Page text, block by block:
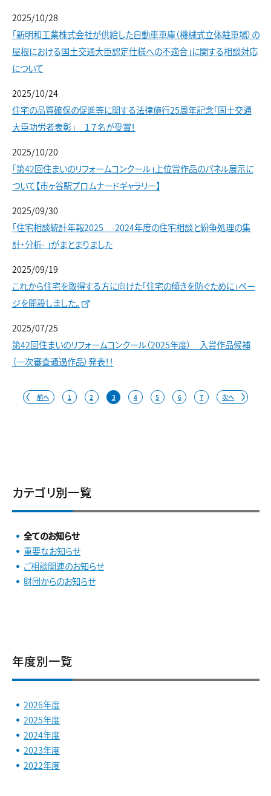
2025/10/28
「新明和工業株式会社が供給した自動車車庫（機械式立体駐車場）の
屋根における国土交通大臣認定仕様への不適合」に関する相談対応
について
2025/10/24
住宅の品質確保の促進等に関する法律施行25周年記念「国土交通
大臣功労者表彰」 １７名が受賞！
2025/10/20
「第42回住まいのリフォームコンクール」上位賞作品のパネル展示に
ついて【市ヶ谷駅プロムナードギャラリー】
2025/09/30
「住宅相談統計年報2025 -2024年度の住宅相談と紛争処理の集
計・分析- 」がまとまりました
2025/09/19
これから住宅を取得する方に向けた「住宅の傾きを防ぐために」ペー
ジを開設しました。
2025/07/25
第42回住まいのリフォームコンクール（2025年度） 入賞作品候補
（一次審査通過作品）発表！！
前へ 1 2 3 4 5 6 7 次へ
カテゴリ別一覧
全てのお知らせ
重要なお知らせ
ご相談関連のお知らせ
財団からのお知らせ
年度別一覧
2026年度
2025年度
2024年度
2023年度
2022年度